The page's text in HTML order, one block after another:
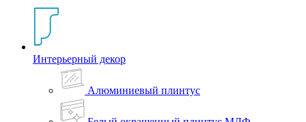
Интерьерный декор
Алюминиевый плинтус